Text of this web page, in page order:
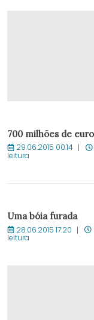
700 milhões de
29.06.2015 00:14
leitura
Uma bóia furada
28.06.2015 17:20
leitura